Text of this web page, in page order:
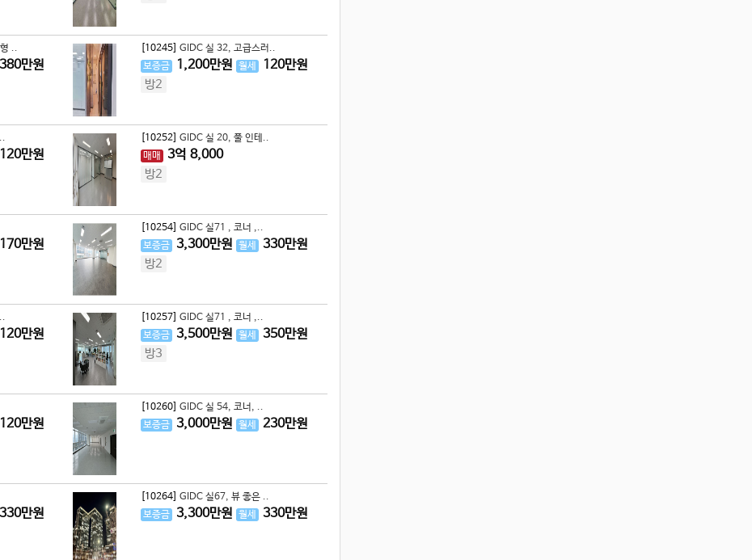
..
380만원
[10245] GIDC 실 32, 고급스러..
보증금
1,200만원 월세 120만원
방2
120만원
[10252] GIDC 실 20, 풀 인테..
매매
3억 8,000
방2
170만원
[10254] GIDC 실71 , 코너 ,..
보증금
3,300만원 월세 330만원
방2
120만원
[10257]
GIDC 실71 , 코너 ,..
보증금
3,500만원 월세 350만원
방3
120만원
[10260] GIDC 실 54, 코너, ..
보증금
3,000만원 월세 230만원
330만원
[10264] GIDC 실67, 뷰 좋은 ..
보증금
3,300만원 월세 330만원